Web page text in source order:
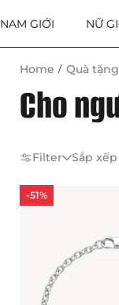
NAM GIỚI NỮ
Home Quà tặng
Cho
Filter Sắp
-51%